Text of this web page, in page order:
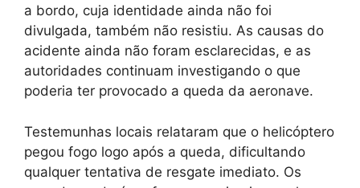
a bordo, cuja identidade ainda não foi
divulgada, também não resistiu. As causas do
acidente ainda não foram esclarecidas, e as
autoridades continuam investigando o que
poderia ter provocado a queda da aeronave.
Testemunhas locais relataram que o helicóptero
pegou fogo logo após a queda, dificultando
qualquer tentativa de resgate imediato. Os